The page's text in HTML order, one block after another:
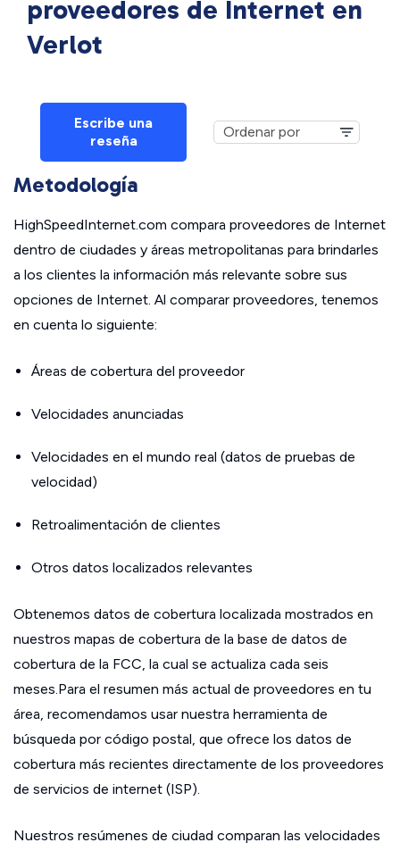
proveedores de Internet en
Verlot
Escribe una
reseña
Metodología
HighSpeedInternet.com compara proveedores de Internet
dentro de ciudades y áreas metropolitanas para brindarles
a los clientes la información más relevante sobre sus
opciones de Internet. Al comparar proveedores, tenemos
en cuenta lo siguiente:
Áreas de cobertura del proveedor
Velocidades anunciadas
Velocidades en el mundo real (datos de pruebas de
velocidad)
Retroalimentación de clientes
Otros datos localizados relevantes
Obtenemos datos de cobertura localizada mostrados en
nuestros mapas de cobertura de la base de datos de
cobertura de la FCC, la cual se actualiza cada seis
meses.Para el resumen más actual de proveedores en tu
área, recomendamos usar nuestra herramienta de
búsqueda por código postal, que ofrece los datos de
cobertura más recientes directamente de los proveedores
de servicios de internet (ISP).
Nuestros resúmenes de ciudad comparan las velocidades